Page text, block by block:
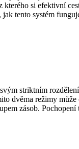
kterého si efektivní
tento systém
striktním
dvěma režimy
zásob.